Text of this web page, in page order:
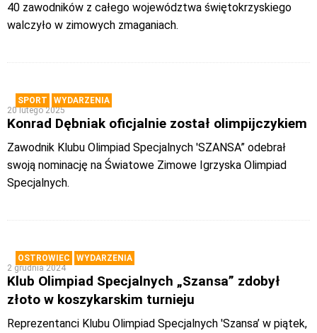
40 zawodników z całego województwa świętokrzyskiego
walczyło w zimowych zmaganiach.
SPORT
WYDARZENIA
20 lutego 2025
Konrad Dębniak oficjalnie został olimpijczykiem
Zawodnik Klubu Olimpiad Specjalnych 'SZANSA” odebrał
swoją nominację na Światowe Zimowe Igrzyska Olimpiad
Specjalnych.
OSTROWIEC
WYDARZENIA
2 grudnia 2024
Klub Olimpiad Specjalnych „Szansa” zdobył
złoto w koszykarskim turnieju
Reprezentanci Klubu Olimpiad Specjalnych 'Szansa’ w piątek,